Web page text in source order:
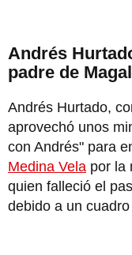
Andrés
padre de
Andrés Hurtado,
aprovechó unos
con Andrés" para
Medina Vela por la
quien falleció el
debido a un